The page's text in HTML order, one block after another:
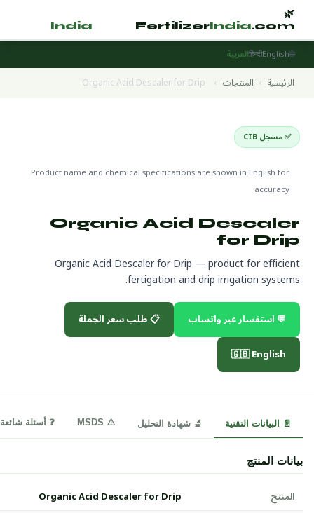
🌿
FertilizerIndia.com
India
🌐
English
हिन्दीالعربية
الرئيسية › المنتجات ›
Organic Acid Descaler for Drip
✅ مسجل CIB
Product name and chemical specifications are shown in English for
accuracy
Organic Acid Descaler
for Drip
Organic Acid Descaler for Drip — product for efficient
fertigation and drip irrigation systems.
💬 استفسار عبر واتساب
📋 طلب سعر الجملة
🇬🇧 English
📄 البيانات التقنية 🔬 شهادة التحليل ⚠️ MSDS ❓ أسئلة شائعة
بيانات المنتج
المنتج
Organic Acid Descaler for Drip